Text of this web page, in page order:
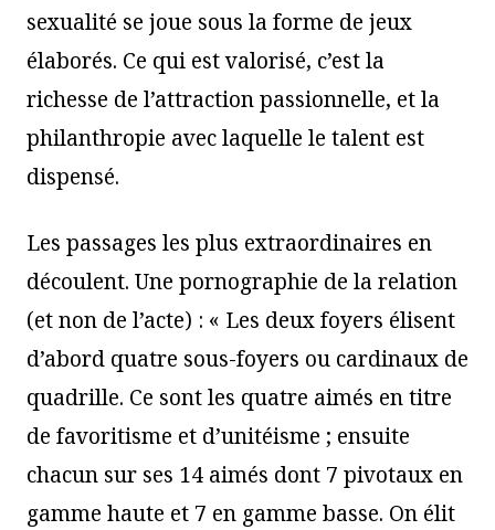
sexualité se joue sous la forme de jeux
élaborés. Ce qui est valorisé, c’est la
richesse de l’attraction passionnelle, et la
philanthropie avec laquelle le talent est
dispensé.
Les passages les plus extraordinaires en
découlent. Une pornographie de la relation
(et non de l’acte) : « Les deux foyers élisent
d’abord quatre sous-foyers ou cardinaux de
quadrille. Ce sont les quatre aimés en titre
de favoritisme et d’unitéisme ; ensuite
chacun sur ses 14 aimés dont 7 pivotaux en
gamme haute et 7 en gamme basse. On élit